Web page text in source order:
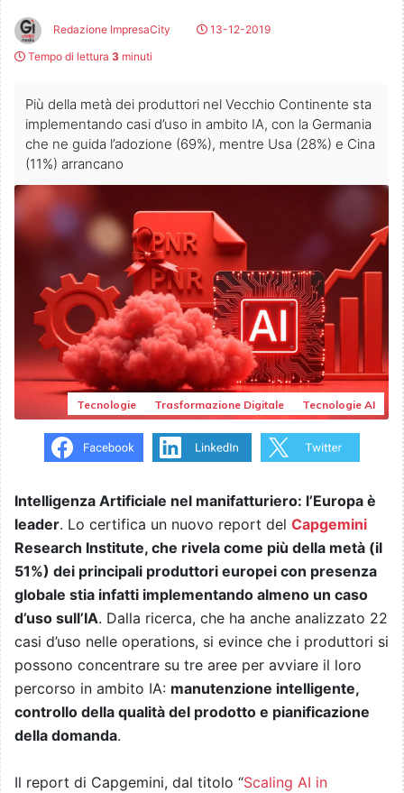
Redazione ImpresaCity
13-12-2019
Tempo di lettura 3 minuti
Più della metà dei produttori nel Vecchio Continente sta
implementando casi d’uso in ambito IA, con la Germania
che ne guida l’adozione (69%), mentre Usa (28%) e Cina
(11%) arrancano
Tecnologie Trasformazione Digitale Tecnologie AI
Intelligenza Artificiale nel manifatturiero: l’Europa è
leader. Lo certifica un nuovo report del Capgemini
Research Institute, che rivela come più della metà (il
51%) dei principali produttori europei con presenza
globale stia infatti implementando almeno un caso
d’uso sull’IA. Dalla ricerca, che ha anche analizzato 22
casi d’uso nelle operations, si evince che i produttori si
possono concentrare su tre aree per avviare il loro
percorso in ambito IA: manutenzione intelligente,
controllo della qualità del prodotto e pianificazione
della domanda.
Il report di Capgemini, dal titolo “Scaling AI in